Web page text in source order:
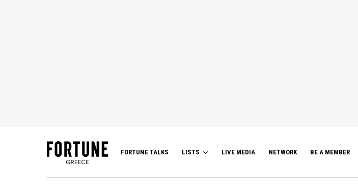
FORTUNE TALKS LISTS LIVE MEDIA NETWORK BE A MEMBER